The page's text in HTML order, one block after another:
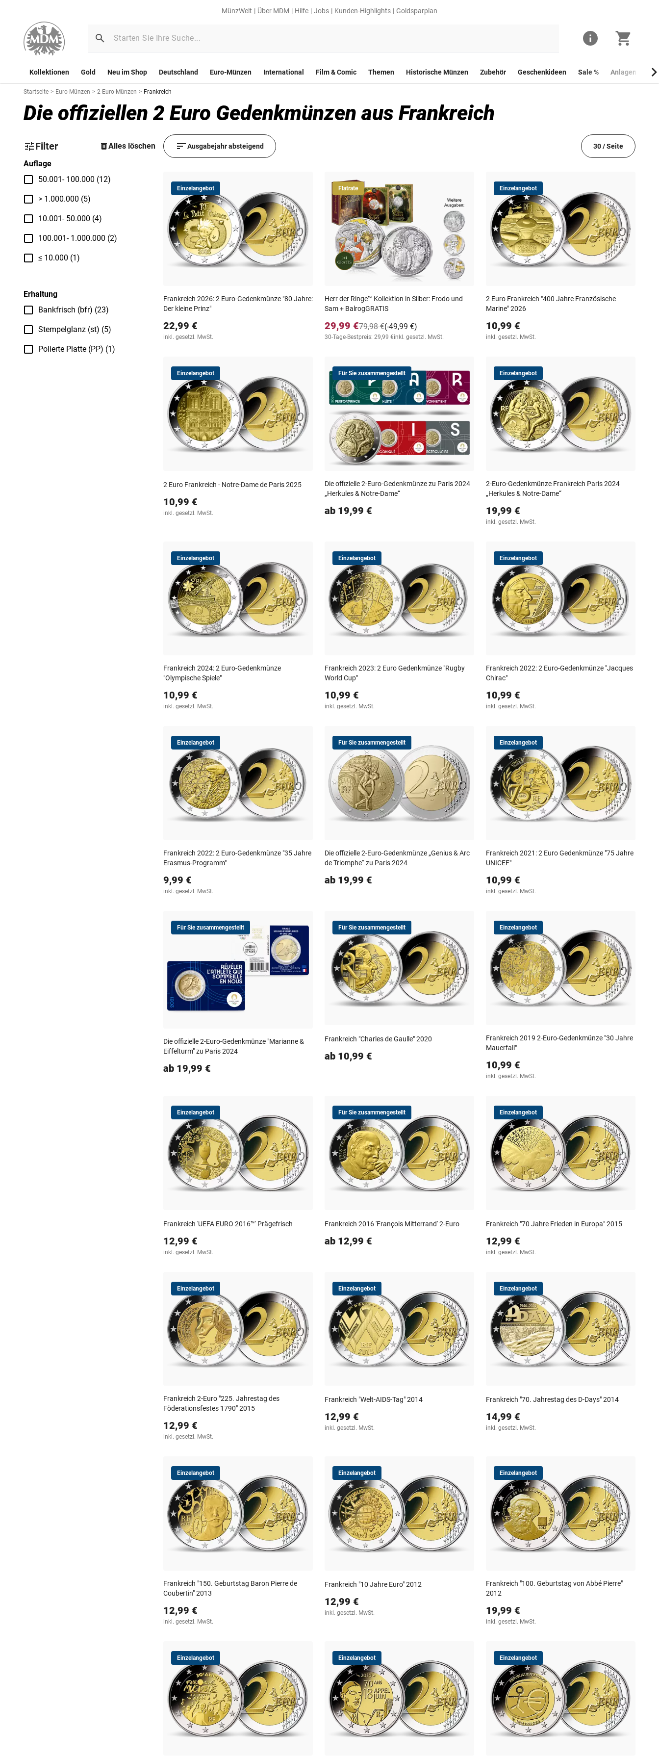
MünzWelt Über MDM Hilfe Jobs Kunden-Highlights Goldsparplan
Kollektionen Gold Neu im Shop Deutschland Euro-Münzen International Film & Comic Themen Historische Münzen Zubehör Geschenkideen Sale % Anlagemünzen
Startseite > Euro-Münzen > 2-Euro-Münzen > Frankreich
Die offiziellen 2 Euro Gedenkmünzen aus Frankreich
Filter
Alles löschen
Auflage
50.001- 100.000 (12)
> 1.000.000 (5)
10.001- 50.000 (4)
100.001- 1.000.000 (2)
≤ 10.000 (1)
Erhaltung
Bankfrisch (bfr) (23)
Stempelglanz (st) (5)
Polierte Platte (PP) (1)
Ausgabejahr absteigend 30 / Seite
Einzelangebot
Frankreich 2026: 2 Euro-Gedenkmünze "80 Jahre:
Der kleine Prinz"
22,99 €
inkl. gesetzl. MwSt.
Flatrate
Herr der Ringe™ Kollektion in Silber: Frodo und
Sam + BalrogGRATIS
29,99 € (-49,99 €)
79,98 €
30-Tage-Bestpreis: 29,99 €inkl. gesetzl. MwSt.
Einzelangebot
2 Euro Frankreich "400 Jahre Französische
Marine" 2026
10,99 €
inkl. gesetzl. MwSt.
Einzelangebot
2 Euro Frankreich - Notre-Dame de Paris 2025
10,99 €
inkl. gesetzl. MwSt.
Für Sie zusammengestellt
Die offizielle 2-Euro-Gedenkmünze zu Paris 2024
„Herkules & Notre-Dame“
ab 19,99 €
Einzelangebot
2-Euro-Gedenkmünze Frankreich Paris 2024
„Herkules & Notre-Dame“
19,99 €
inkl. gesetzl. MwSt.
Einzelangebot
Frankreich 2024: 2 Euro-Gedenkmünze
"Olympische Spiele"
10,99 €
inkl. gesetzl. MwSt.
Einzelangebot
Frankreich 2023: 2 Euro Gedenkmünze "Rugby
World Cup"
10,99 €
inkl. gesetzl. MwSt.
Einzelangebot
Frankreich 2022: 2 Euro-Gedenkmünze "Jacques
Chirac"
10,99 €
inkl. gesetzl. MwSt.
Einzelangebot
Frankreich 2022: 2 Euro-Gedenkmünze "35 Jahre
Erasmus-Programm"
9,99 €
inkl. gesetzl. MwSt.
Für Sie zusammengestellt
Die offizielle 2-Euro-Gedenkmünze „Genius & Arc
de Triomphe“ zu Paris 2024
ab 19,99 €
Einzelangebot
Frankreich 2021: 2 Euro Gedenkmünze "75 Jahre
UNICEF"
10,99 €
inkl. gesetzl. MwSt.
Für Sie zusammengestellt
Die offizielle 2-Euro-Gedenkmünze "Marianne &
Eiffelturm" zu Paris 2024
ab 19,99 €
Für Sie zusammengestellt
Frankreich "Charles de Gaulle" 2020
ab 10,99 €
Einzelangebot
Frankreich 2019 2-Euro-Gedenkmünze "30 Jahre
Mauerfall"
10,99 €
inkl. gesetzl. MwSt.
Einzelangebot
Frankreich 'UEFA EURO 2016™' Prägefrisch
12,99 €
inkl. gesetzl. MwSt.
Für Sie zusammengestellt
Frankreich 2016 'François Mitterrand' 2-Euro
ab 12,99 €
Einzelangebot
Frankreich "70 Jahre Frieden in Europa" 2015
12,99 €
inkl. gesetzl. MwSt.
Einzelangebot
Frankreich 2-Euro "225. Jahrestag des
Föderationsfestes 1790" 2015
12,99 €
inkl. gesetzl. MwSt.
Einzelangebot
Frankreich "Welt-AIDS-Tag" 2014
12,99 €
inkl. gesetzl. MwSt.
Einzelangebot
Frankreich "70. Jahrestag des D-Days" 2014
14,99 €
inkl. gesetzl. MwSt.
Einzelangebot
Frankreich "150. Geburtstag Baron Pierre de
Coubertin" 2013
12,99 €
inkl. gesetzl. MwSt.
Einzelangebot
Frankreich "10 Jahre Euro" 2012
12,99 €
inkl. gesetzl. MwSt.
Einzelangebot
Frankreich "100. Geburtstag von Abbé Pierre"
2012
19,99 €
inkl. gesetzl. MwSt.
Einzelangebot Einzelangebot Einzelangebot